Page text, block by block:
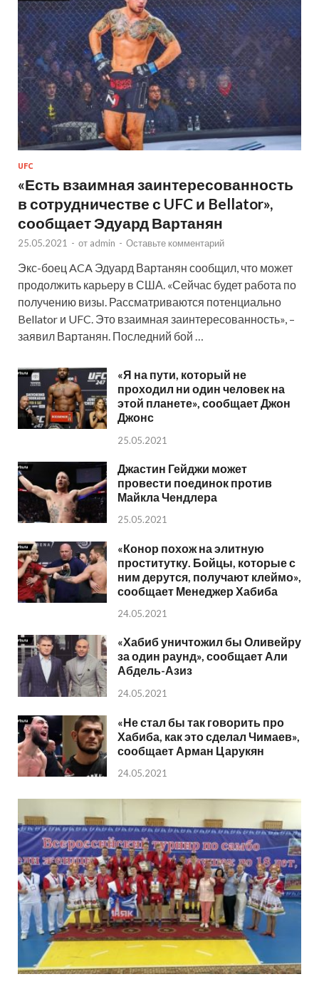
UFC
«Есть взаимная заинтересованность
в сотрудничестве с UFC и Bellator»,
сообщает Эдуард Вартанян
25.05.2021 - от admin - Оставьте комментарий
Экс-боец ACA Эдуард Вартанян сообщил, что может
продолжить карьеру в США. «Сейчас будет работа по
получению визы. Рассматриваются потенциально
Bellator и UFC. Это взаимная заинтересованность», –
заявил Вартанян. Последний бой …
«Я на пути, который не
проходил ни один человек на
этой планете», сообщает Джон
Джонс
25.05.2021
Джастин Гейджи может
провести поединок против
Майкла Чендлера
25.05.2021
«Конор похож на элитную
проститутку. Бойцы, которые с
ним дерутся, получают клеймо»,
сообщает Менеджер Хабиба
24.05.2021
«Хабиб уничтожил бы Оливейру
за один раунд», сообщает Али
Абдель-Азиз
24.05.2021
«Не стал бы так говорить про
Хабиба, как это сделал Чимаев»,
сообщает Арман Царукян
24.05.2021